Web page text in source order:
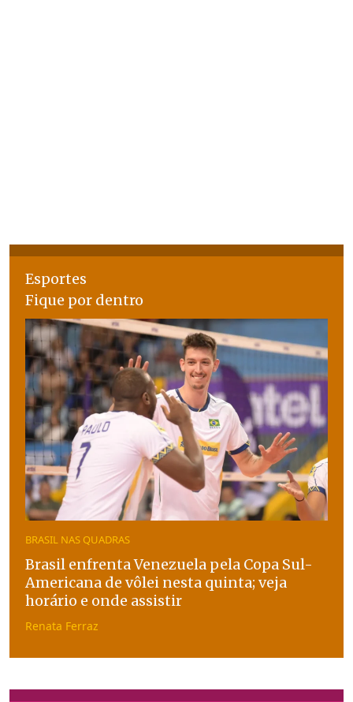
Esportes
Fique por dentro
BRASIL NAS QUADRAS
Brasil enfrenta Venezuela pela Copa Sul-
Americana de vôlei nesta quinta; veja
horário e onde assistir
Renata Ferraz